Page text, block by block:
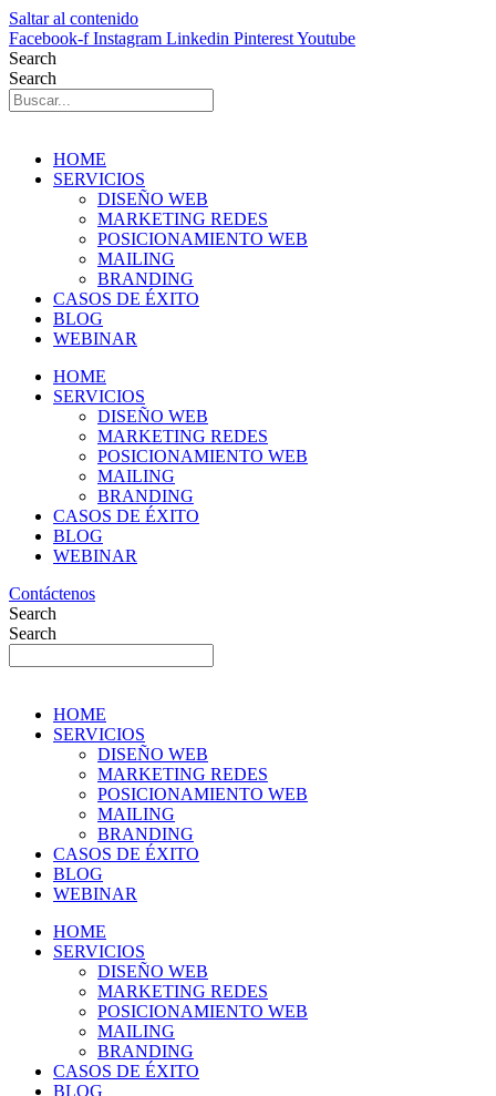
Saltar al contenido
Facebook-f Instagram Linkedin PinterestYoutube
Search
Search
HOME
SERVICIOS
DISEÑO WEB
MARKETING REDES
POSICIONAMIENTO WEB
MAILING
BRANDING
CASOS DE ÉXITO
BLOG
WEBINAR
HOME
SERVICIOS
DISEÑO WEB
MARKETING REDES
POSICIONAMIENTO WEB
MAILING
BRANDING
CASOS DE ÉXITO
BLOG
WEBINAR
Contáctenos
Search
Search
HOME
SERVICIOS
DISEÑO WEB
MARKETING REDES
POSICIONAMIENTO WEB
MAILING
BRANDING
CASOS DE ÉXITO
BLOG
WEBINAR
HOME
SERVICIOS
DISEÑO WEB
MARKETING REDES
POSICIONAMIENTO WEB
MAILING
BRANDING
CASOS DE ÉXITO
BLOG